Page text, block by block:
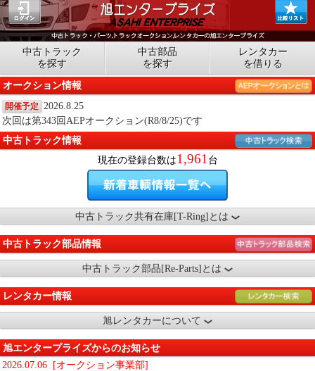
中古トラック
を探す
中古部品
を探す
レンタカー
を借りる
オークション情報
開催予定
2026.8.25
次回は第343回AEPオークション(R8/8/25)です
中古トラック情報
現在の登録台数は1,961 台
中古トラック共有在庫[T-Ring]とは
中古トラック部品情報
中古トラック部品[Re-Parts]とは
レンタカー情報
旭レンタカーについて
旭エンタープライズからのお知らせ
2026.07.06 [オークション事業部]